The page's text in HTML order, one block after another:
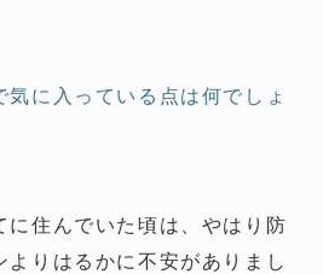
気に入っている点は何でしょ
に住んでいた頃は、やはり防
よりはるかに不安がありまし